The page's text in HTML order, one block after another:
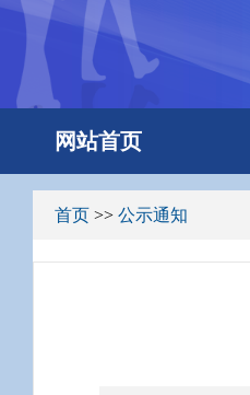
网站首页
首页 >> 公示通知